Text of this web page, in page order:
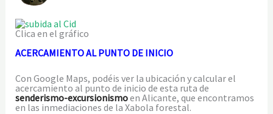
Clica en el gráfico
ACERCAMIENTO AL PUNTO DE INICIO
Con Google Maps, podéis ver la ubicación y calcular el
acercamiento al punto de inicio de esta ruta de
senderismo-excursionismoen Alicante, que encontramos
en las inmediaciones de la Xabola forestal.